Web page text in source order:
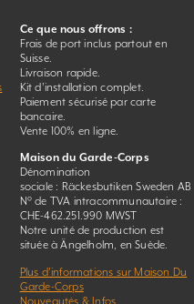
Ce que nous offrons :
Frais de port inclus partout en
Suisse.
Livraison rapide.
Kit d’installation complet.
Paiement sécurisé par carte
bancaire.
Vente 100% en ligne.
Maison du Garde-Corps
Dénomination
sociale : Räckesbutiken Sweden AB
N° de TVA intracommunautaire :
CHE-462.251.990 MWST
Notre unité de production est
située à Ängelholm, en Suède.
Plus d’informations sur Maison Du
Garde-Corps
Nouveautés & Infos